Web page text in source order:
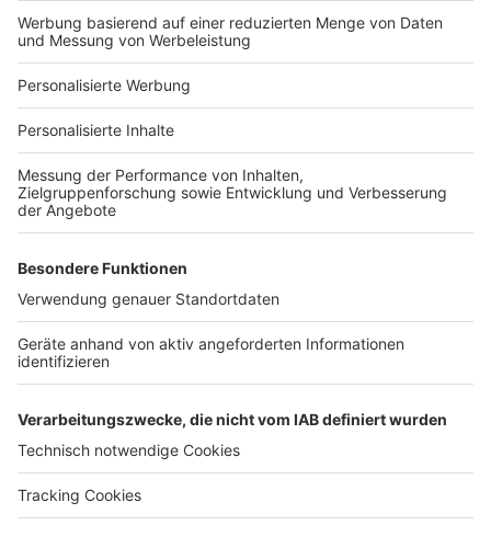
Bauprojekt-Profil
Für Unternehmen
Ihre Baufirma auf bauen.de
Kostenloses Infogespräch